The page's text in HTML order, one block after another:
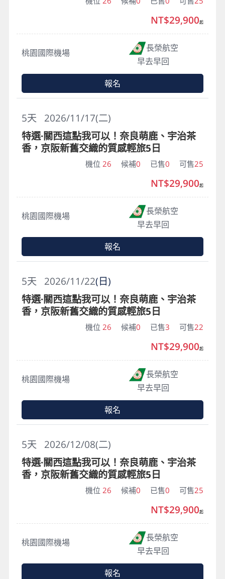
桃園國際機場
長榮航空
早去早回
NT$29,900起
報名
2026/11/17(二)
5天
特選·關西這點我可以！奈良萌鹿、宇治茶
香，京阪新舊交織的質感輕旅5日
機位 26 候補0 已售0 可售25
桃園國際機場
長榮航空
早去早回
NT$29,900起
報名
2026/11/22(日)
5天
特選·關西這點我可以！奈良萌鹿、宇治茶
香，京阪新舊交織的質感輕旅5日
機位 26 候補0 已售3 可售22
桃園國際機場
長榮航空
早去早回
NT$29,900起
報名
2026/12/08(二)
5天
特選·關西這點我可以！奈良萌鹿、宇治茶
香，京阪新舊交織的質感輕旅5日
機位 26 候補0 已售0 可售25
桃園國際機場
長榮航空
早去早回
NT$29,900起
報名